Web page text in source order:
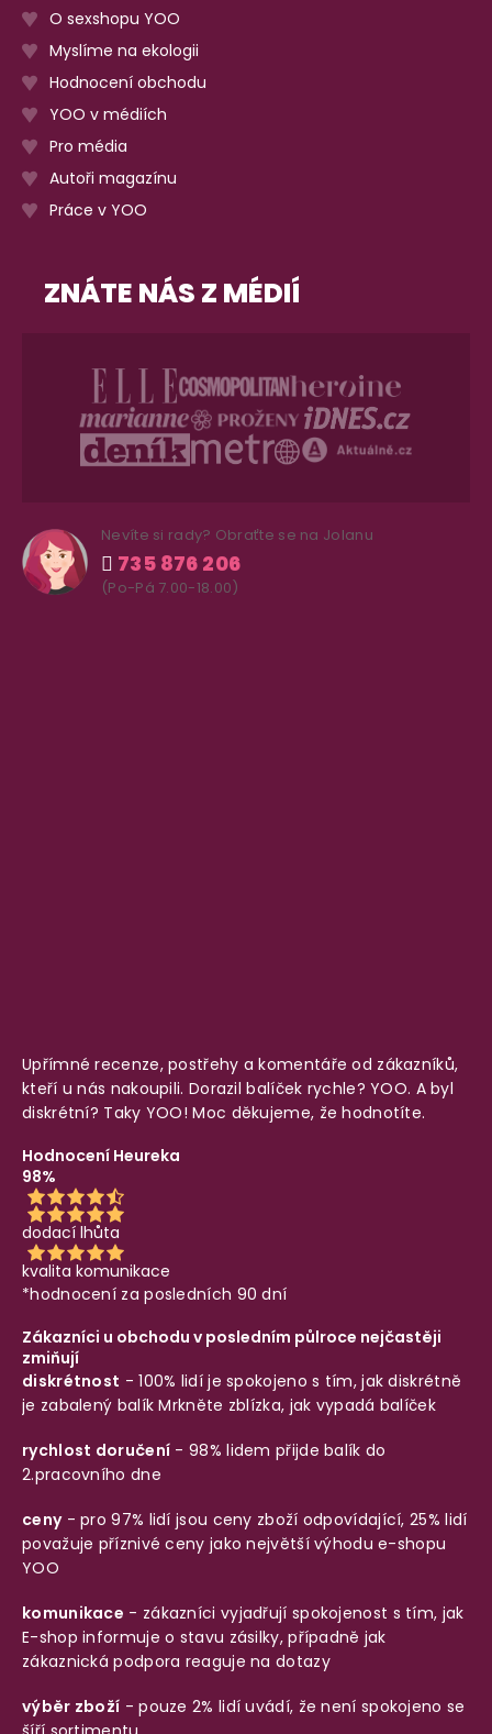
O sexshopu YOO
Myslíme na ekologii
Hodnocení obchodu
YOO v médiích
Pro média
Autoři magazínu
Práce v YOO
ZNÁTE NÁS Z MÉDIÍ
Nevíte si rady? Obraťte se na Jolanu
735 876 206
(Po-Pá 7.00-18.00)
Upřímné recenze, postřehy a komentáře od zákazníků,
kteří u nás nakoupili. Dorazil balíček rychle? YOO. A byl
diskrétní? Taky YOO! Moc děkujeme, že hodnotíte.
Hodnocení Heureka
98%
dodací lhůta
kvalita komunikace
*hodnocení za posledních 90 dní
Zákazníci u obchodu v posledním půlroce nejčastěji
zmiňují
diskrétnost - 100% lidí je spokojeno s tím, jak diskrétně
je zabalený balíkMrkněte zblízka, jak vypadá balíček
rychlost doručení - 98% lidem přijde balík do
2.pracovního dne
ceny- pro 97% lidí jsou ceny zboží odpovídající, 25% lidí
považuje příznivé ceny jako největší výhodu e-shopu
YOO
komunikace - zákazníci vyjadřují spokojenost s tím, jak
E-shop informuje o stavu zásilky, případně jak
zákaznická podpora reaguje na dotazy
výběr zboží - pouze 2% lidí uvádí, že není spokojeno se